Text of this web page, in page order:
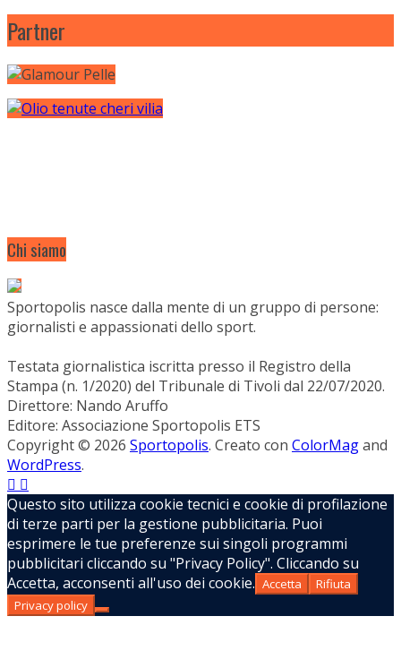
Partner
Chi siamo
Sportopolis nasce dalla mente di un gruppo di persone:
giornalisti e appassionati dello sport.
Testata giornalistica iscritta presso il Registro della
Stampa (n. 1/2020) del Tribunale di Tivoli dal 22/07/2020.
Direttore: Nando Aruffo
Editore: Associazione Sportopolis ETS
Copyright © 2026 Sportopolis. Creato con ColorMagand
WordPress.
Questo sito utilizza cookie tecnici e cookie di profilazione
di terze parti per la gestione pubblicitaria. Puoi
esprimere le tue preferenze sui singoli programmi
pubblicitari cliccando su "Privacy Policy". Cliccando su
Accetta, acconsenti all'uso dei cookie. Accetta
Rifiuta
Privacy policy